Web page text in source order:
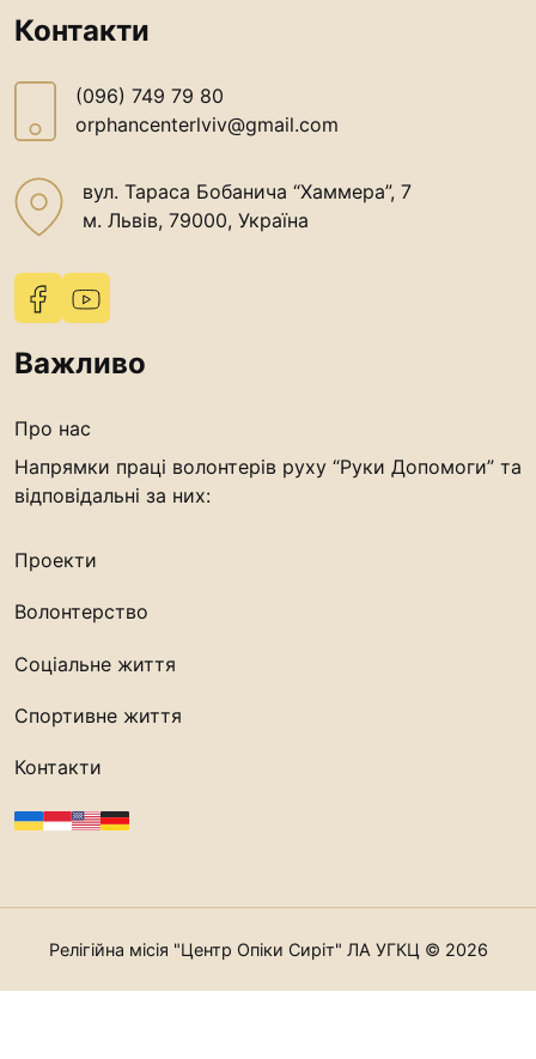
Контакти
(096) 749 79 80
orphancenterlviv@gmail.com
вул. Тараса Бобанича “Хаммера”, 7
м. Львів, 79000, Україна
Важливо
Про нас
Напрямки праці волонтерів руху “Руки Допомоги” та
відповідальні за них:
Проекти
Волонтерство
Соціальне життя
Спортивне життя
Контакти
Релігійна місія "Центр Опіки Сиріт" ЛА УГКЦ © 2026